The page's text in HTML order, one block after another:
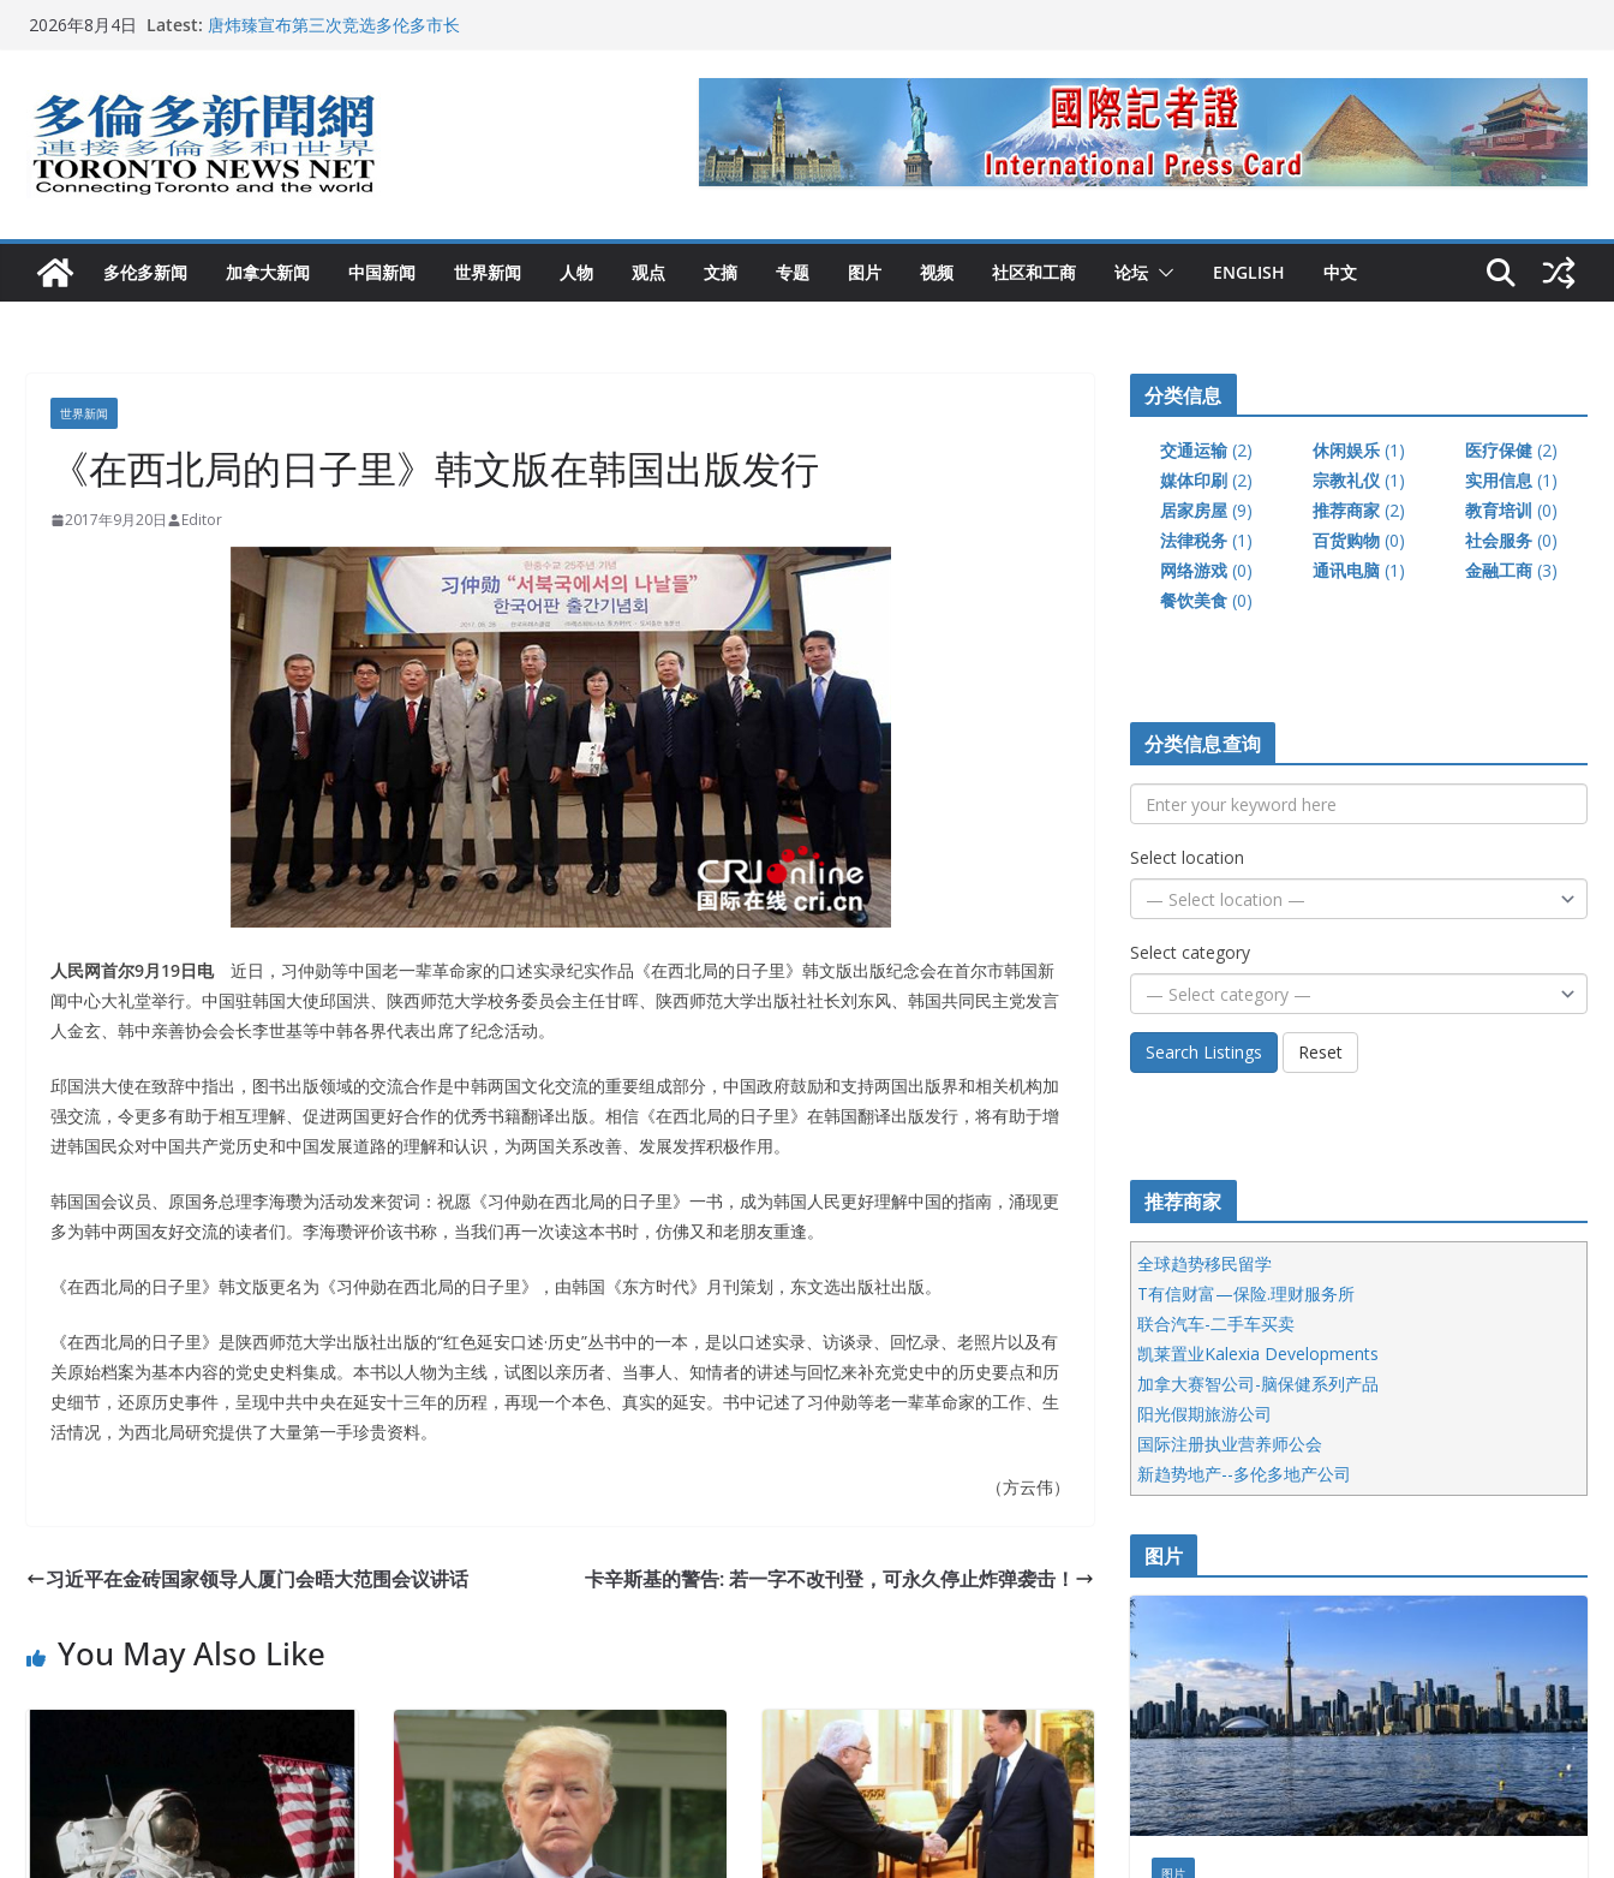
Skip2026年8月4日 Latest: 唐炜臻宣布第三次竞选多伦多市长
多伦多市长选举拉开帷幕 多名华人候选人宣布角逐
2026深圳国际佛事用品展览会暨沉香文化艺术展开幕盛典纪实
多伦多新闻 加拿大新闻 中国新闻 世界新闻 人物 观点 文摘 专题 图片 视频 社区和工商 论坛 ENGLISH 中文
世界新闻
《在西北局的日子里》韩文版在韩国出版发行
2017年9月20日 Editor
人民网首尔9月19日电近日，习仲勋等中国老一辈革命家的口述实录纪实作品《在西北局的日子里》韩文版出版纪念会在首尔市韩国新
闻中心大礼堂举行。中国驻韩国大使邱国洪、陕西师范大学校务委员会主任甘晖、陕西师范大学出版社社长刘东风、韩国共同民主党发言
人金玄、韩中亲善协会会长李世基等中韩各界代表出席了纪念活动。
邱国洪大使在致辞中指出，图书出版领域的交流合作是中韩两国文化交流的重要组成部分，中国政府鼓励和支持两国出版界和相关机构加
强交流，令更多有助于相互理解、促进两国更好合作的优秀书籍翻译出版。相信《在西北局的日子里》在韩国翻译出版发行，将有助于增
进韩国民众对中国共产党历史和中国发展道路的理解和认识，为两国关系改善、发展发挥积极作用。
韩国国会议员、原国务总理李海瓒为活动发来贺词：祝愿《习仲勋在西北局的日子里》一书，成为韩国人民更好理解中国的指南，涌现更
多为韩中两国友好交流的读者们。李海瓒评价该书称，当我们再一次读这本书时，仿佛又和老朋友重逢。
《在西北局的日子里》韩文版更名为《习仲勋在西北局的日子里》，由韩国《东方时代》月刊策划，东文选出版社出版。
《在西北局的日子里》是陕西师范大学出版社出版的“红色延安口述·历史”丛书中的一本，是以口述实录、访谈录、回忆录、老照片以及有
关原始档案为基本内容的党史史料集成。本书以人物为主线，试图以亲历者、当事人、知情者的讲述与回忆来补充党史中的历史要点和历
史细节，还原历史事件，呈现中共中央在延安十三年的历程，再现一个本色、真实的延安。书中记述了习仲勋等老一辈革命家的工作、生
活情况，为西北局研究提供了大量第一手珍贵资料。
（方云伟）
习近平在金砖国家领导人厦门会晤大范围会议讲话 卡辛斯基的警告: 若一字不改刊登，可永久停止炸弹袭击！
You May Also Like
分类信息
交通运输 (2) 休闲娱乐 (1) 医疗保健 (2)
媒体印刷 (2) 宗教礼仪 (1) 实用信息 (1)
居家房屋 (9) 推荐商家 (2) 教育培训 (0)
法律税务 (1) 百货购物 (0) 社会服务 (0)
网络游戏 (0) 通讯电脑 (1) 金融工商 (3)
餐饮美食 (0)
分类信息查询
Select location
Select category
Search Listings Reset
推荐商家
全球趋势移民留学
T有信财富—保险.理财服务所
联合汽车-二手车买卖
凯莱置业Kalexia Developments
加拿大赛智公司-脑保健系列产品
阳光假期旅游公司
国际注册执业营养师公会
新趋势地产--多伦多地产公司
呱呱电器
开明车行KS CAR SALES & SERVICE
健健宝公司
皇后金融集团
正点印艺设计
图片
图片